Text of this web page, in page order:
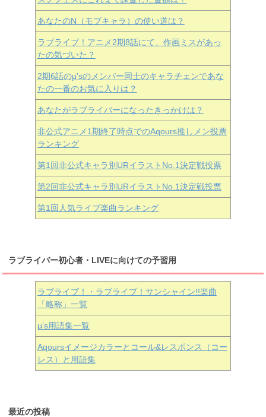
あなたのN（モブキャラ）の使い道は？
ラブライブ！アニメ2期8話にて、作画ミスがあっ
たの気づいた？
2期6話のμ’sのメンバー同士のキャラチェンであな
たの一番のお気に入りは？
あなたがラブライバーになったきっかけは？
非公式アニメ1期終了時点でのAqours推しメン投票
ランキング
第1回非公式キャラ別URイラストNo.1決定戦投票
第2回非公式キャラ別URイラストNo.1決定戦投票
第1回人気ライブ楽曲ランキング
ラブライバー初心者・LIVEに向けての予習用
ラブライブ！・ラブライブ！サンシャイン!!楽曲
「略称」一覧
μ’s用語集一覧
Aqoursイメージカラーとコール&レスポンス（コー
レス）と用語集
最近の投稿